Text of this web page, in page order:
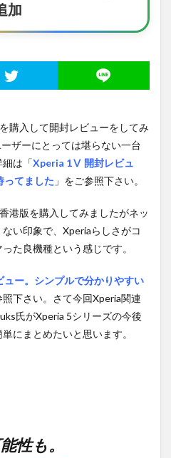
加
購入して開封レビューをしてみ
ザーにとっては堪らない一台
は「Xperia 1Ⅴ 開封レビュ
ってました 」をご参照下さい。
港版を購入してみましたがネッ
い印象で、Xperiaらしさがコ
た良機種という感じです。
ー。シンプルで分かりやすい
照下さい。さて今回Xperia関連
氏がXperia 5シリーズの今後
にまとめたいと思います。
性も。